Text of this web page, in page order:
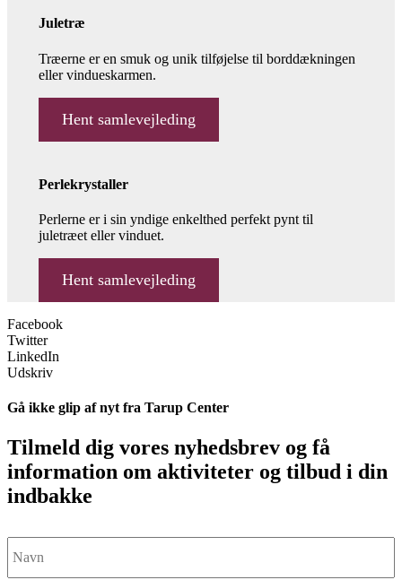
Juletræ
Træerne er en smuk og unik tilføjelse til borddækningen
eller vindueskarmen.
Hent samlevejleding
Perlekrystaller
Perlerne er i sin yndige enkelthed perfekt pynt til
juletræet eller vinduet.
Hent samlevejleding
Facebook
Twitter
LinkedIn
Udskriv
Gå ikke glip af nyt fra Tarup Center
Tilmeld dig vores nyhedsbrev og få
information om aktiviteter og tilbud i din
indbakke
Navn *